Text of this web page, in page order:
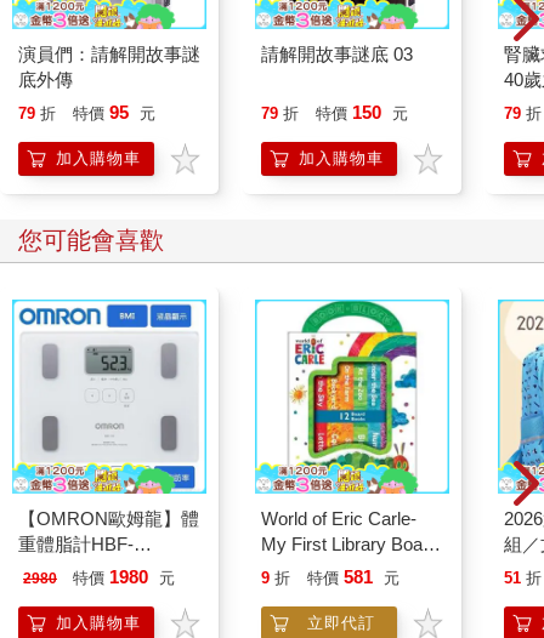
演員們：請解開故事謎
底外傳
79 折 特價 95 元
加入購物車
請解開故事謎底 03
79 折 特價 150 元
加入購物車
腎
40
就
79 折
您可能會喜歡
【OMRON歐姆龍】體
重體脂計HBF-
212W+送原價2980元
221053
2980 特價 1980 元
加入購物車
World of Eric Carle-
My First Library Board
Book Block Set
9 折 特價 581 元
立即代訂
組
51 折